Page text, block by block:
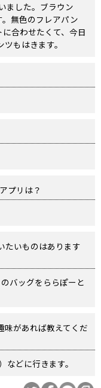
ました。ブラウン
無色のフレアパン
合わせたくて、今日
もはきます。
プリは？
たいものはあります
バッグをららぽーと
味があれば教えてくだ
どに行きます。